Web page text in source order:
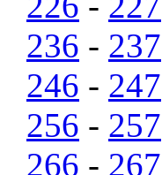
236 - 237
246 - 247
256 - 257
266 - 267